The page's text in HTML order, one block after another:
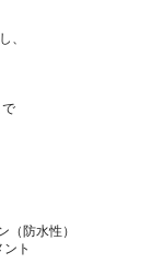
、
で
防水性）
ト